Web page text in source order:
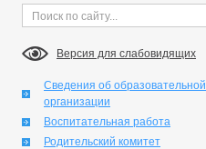
Версия для слабовидящих
Сведения об образовательной
организации
Воспитательная работа
Родительский комитет